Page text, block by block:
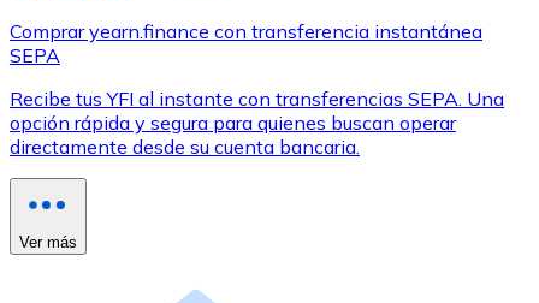
Comprar yearn.finance con transferencia instantánea
SEPA
Recibe tus YFI al instante con transferencias SEPA. Una
opción rápida y segura para quienes buscan operar
directamente desde su cuenta bancaria.
Ver más